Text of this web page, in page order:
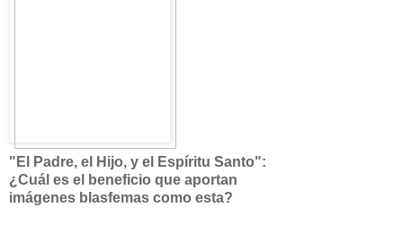
"El Padre, el Hijo, y el Espíritu Santo":
¿Cuál es el beneficio que aportan
imágenes blasfemas como esta?